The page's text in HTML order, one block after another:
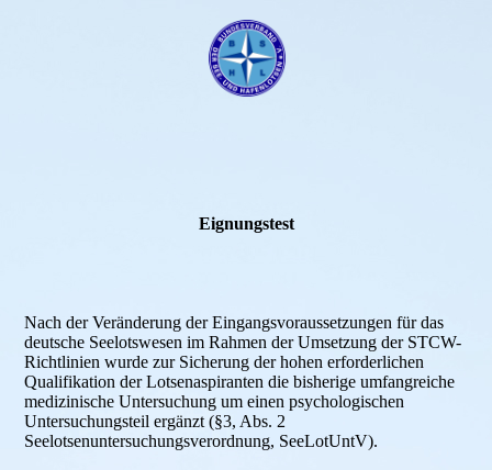
Eignungstest
Nach der Veränderung der Eingangsvoraussetzungen für das
deutsche Seelotswesen im Rahmen der Umsetzung der STCW-
Richtlinien wurde zur Sicherung der hohen erforderlichen
Qualifikation der Lotsenaspiranten die bisherige umfangreiche
medizinische Untersuchung um einen psychologischen
Untersuchungsteil ergänzt (§3, Abs. 2
Seelotsenuntersuchungsverordnung, SeeLotUntV).